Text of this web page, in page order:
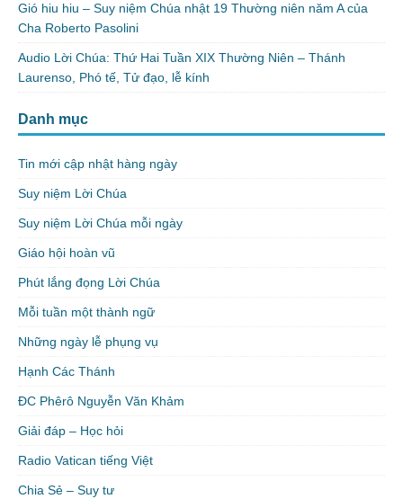
Gió hiu hiu – Suy niệm Chúa nhật 19 Thường niên năm A của
Cha Roberto Pasolini
Audio Lời Chúa: Thứ Hai Tuần XIX Thường Niên – Thánh
Laurenso, Phó tế, Tử đạo, lễ kính
Danh mục
Tin mới cập nhật hàng ngày
Suy niệm Lời Chúa
Suy niệm Lời Chúa mỗi ngày
Giáo hội hoàn vũ
Phút lắng đọng Lời Chúa
Mỗi tuần một thành ngữ
Những ngày lễ phụng vụ
Hạnh Các Thánh
ĐC Phêrô Nguyễn Văn Khảm
Giải đáp – Học hỏi
Radio Vatican tiếng Việt
Chia Sẻ – Suy tư